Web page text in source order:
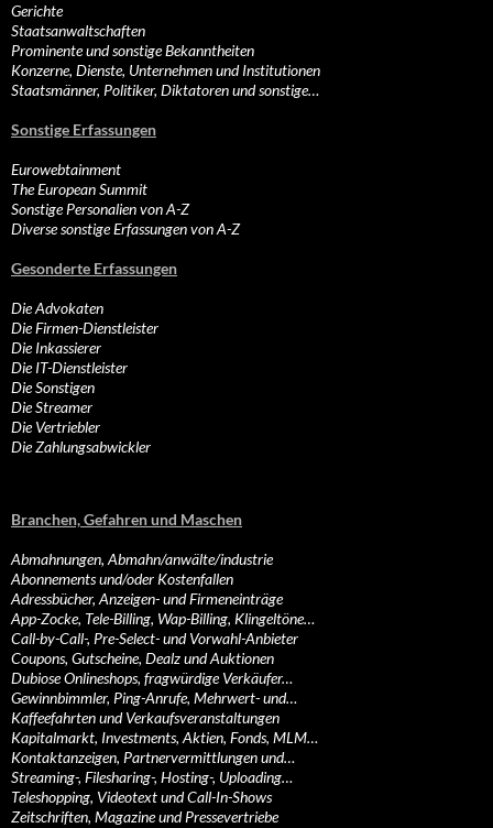
Gerichte
Staatsanwaltschaften
Prominente und sonstige Bekanntheiten
Konzerne, Dienste, Unternehmen und Institutionen
Staatsmänner, Politiker, Diktatoren und sonstige…
Sonstige Erfassungen
Eurowebtainment
The European Summit
Sonstige Personalien von A-Z
Diverse sonstige Erfassungen von A-Z
Gesonderte Erfassungen
Die Advokaten
Die Firmen-Dienstleister
Die Inkassierer
Die IT-Dienstleister
Die Sonstigen
Die Streamer
Die Vertriebler
Die Zahlungsabwickler
Branchen, Gefahren und Maschen
Abmahnungen, Abmahn/anwälte/industrie
Abonnements und/oder Kostenfallen
Adressbücher, Anzeigen- und Firmeneinträge
App-Zocke, Tele-Billing, Wap-Billing, Klingeltöne…
Call-by-Call-, Pre-Select- und Vorwahl-Anbieter
Coupons, Gutscheine, Dealz und Auktionen
Dubiose Onlineshops, fragwürdige Verkäufer…
Gewinnbimmler, Ping-Anrufe, Mehrwert- und…
Kaffeefahrten und Verkaufsveranstaltungen
Kapitalmarkt, Investments, Aktien, Fonds, MLM…
Kontaktanzeigen, Partnervermittlungen und…
Streaming-, Filesharing-, Hosting-, Uploading…
Teleshopping, Videotext und Call-In-Shows
Zeitschriften, Magazine und Pressevertriebe